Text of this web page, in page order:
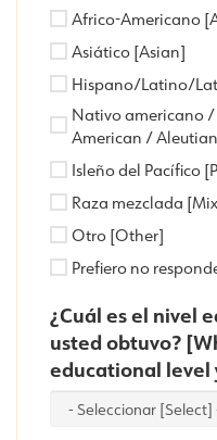
Africo-Americano
Asiático [Asian]
Hispano/Latino/
Nativo americano
American /
Isleño del Pacífico
Raza mezclada
Otro [Other]
Prefiero no
¿Cuál es el nivel
usted obtuvo?
educational level